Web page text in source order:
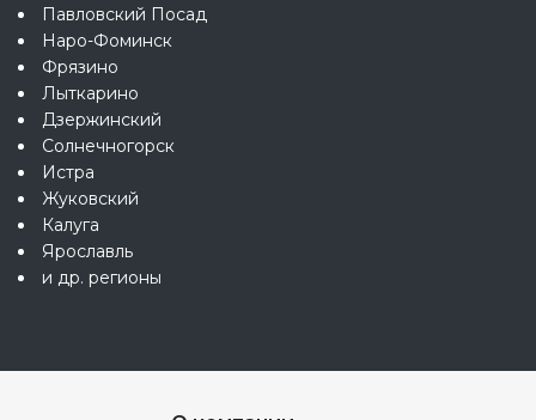
Павловский Посад
Наро-Фоминск
Фрязино
Лыткарино
Дзержинский
Солнечногорск
Истра
Жуковский
Калуга
Ярославль
и др. регионы